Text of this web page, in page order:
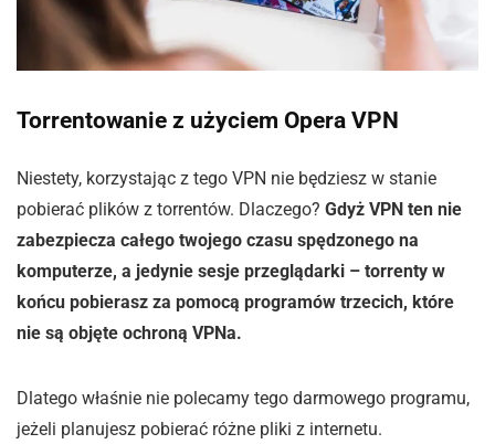
Torrentowanie z użyciem Opera VPN
Niestety, korzystając z tego VPN nie będziesz w stanie
pobierać plików z torrentów. Dlaczego? Gdyż VPN ten nie
zabezpiecza całego twojego czasu spędzonego na
komputerze, a jedynie sesje przeglądarki – torrenty w
końcu pobierasz za pomocą programów trzecich, które
nie są objęte ochroną VPNa.
Dlatego właśnie nie polecamy tego darmowego programu,
jeżeli planujesz pobierać różne pliki z internetu.